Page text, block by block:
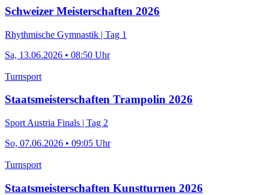
Schweizer Meisterschaften 2026
Rhythmische Gymnastik | Tag 1
Sa, 13.06.2026 • 08:50 Uhr
Turnsport
Staatsmeisterschaften Trampolin 2026
Sport Austria Finals | Tag 2
So, 07.06.2026 • 09:05 Uhr
Turnsport
Staatsmeisterschaften Kunstturnen 2026